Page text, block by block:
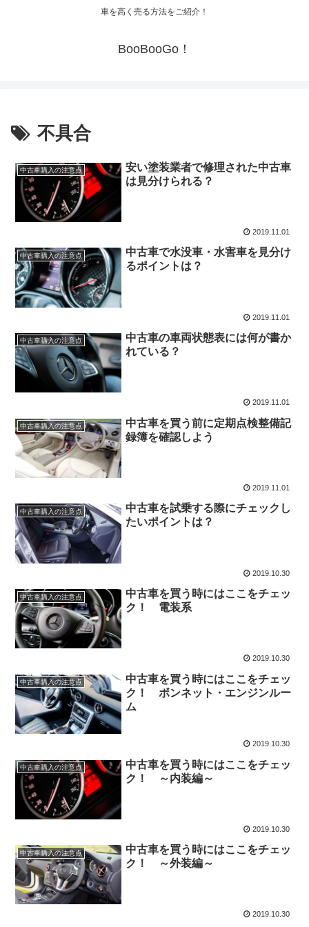
車を高く売る方法をご紹介！
BooBooGo！
不具合
中古車購入の注意点
安い塗装業者で修理された中古車
は見分けられる？
2019.11.01
中古車購入の注意点
中古車で水没車・水害車を見分け
るポイントは？
2019.11.01
中古車購入の注意点
中古車の車両状態表には何が書か
れている？
2019.11.01
中古車購入の注意点
中古車を買う前に定期点検整備記
録簿を確認しよう
2019.11.01
中古車購入の注意点
中古車を試乗する際にチェックし
たいポイントは？
2019.10.30
中古車購入の注意点
中古車を買う時にはここをチェッ
ク！ 電装系
2019.10.30
中古車購入の注意点
中古車を買う時にはここをチェッ
ク！ ボンネット・エンジンルー
ム
2019.10.30
中古車購入の注意点
中古車を買う時にはここをチェッ
ク！ ～内装編～
2019.10.30
中古車購入の注意点
中古車を買う時にはここをチェッ
ク！ ～外装編～
2019.10.30